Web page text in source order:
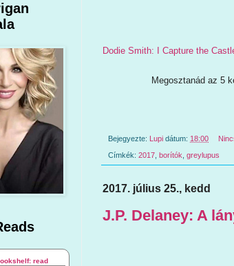
Dodie Smith: I Capture the
Megosztanád az 5
Bejegyezte: Lupi dátum: 18:00
Címkék: 2017 borítók greylupus
2017. július 25., kedd
J.P. Delaney: A
read